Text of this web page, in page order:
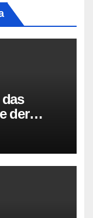
der